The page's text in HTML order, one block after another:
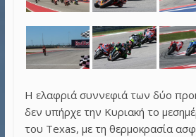
Η ελαφριά συννεφιά των δύο
δεν υπήρχε την Κυριακή το
του Texas, με τη θερμοκρασία